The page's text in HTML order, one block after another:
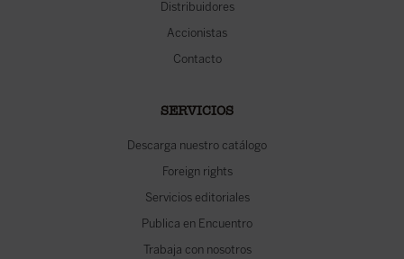
Distribuidores
Accionistas
Contacto
SERVICIOS
Descarga nuestro catálogo
Foreign rights
Servicios editoriales
Publica en Encuentro
Trabaja con nosotros